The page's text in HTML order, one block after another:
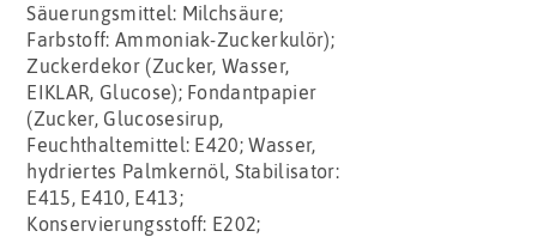
Säuerungsmittel: Milchsäure;
Farbstoff: Ammoniak-Zuckerkulör);
Zuckerdekor (Zucker, Wasser,
EIKLAR, Glucose); Fondantpapier
(Zucker, Glucosesirup,
Feuchthaltemittel: E420; Wasser,
hydriertes Palmkernöl, Stabilisator:
E415, E410, E413;
Konservierungsstoff: E202;